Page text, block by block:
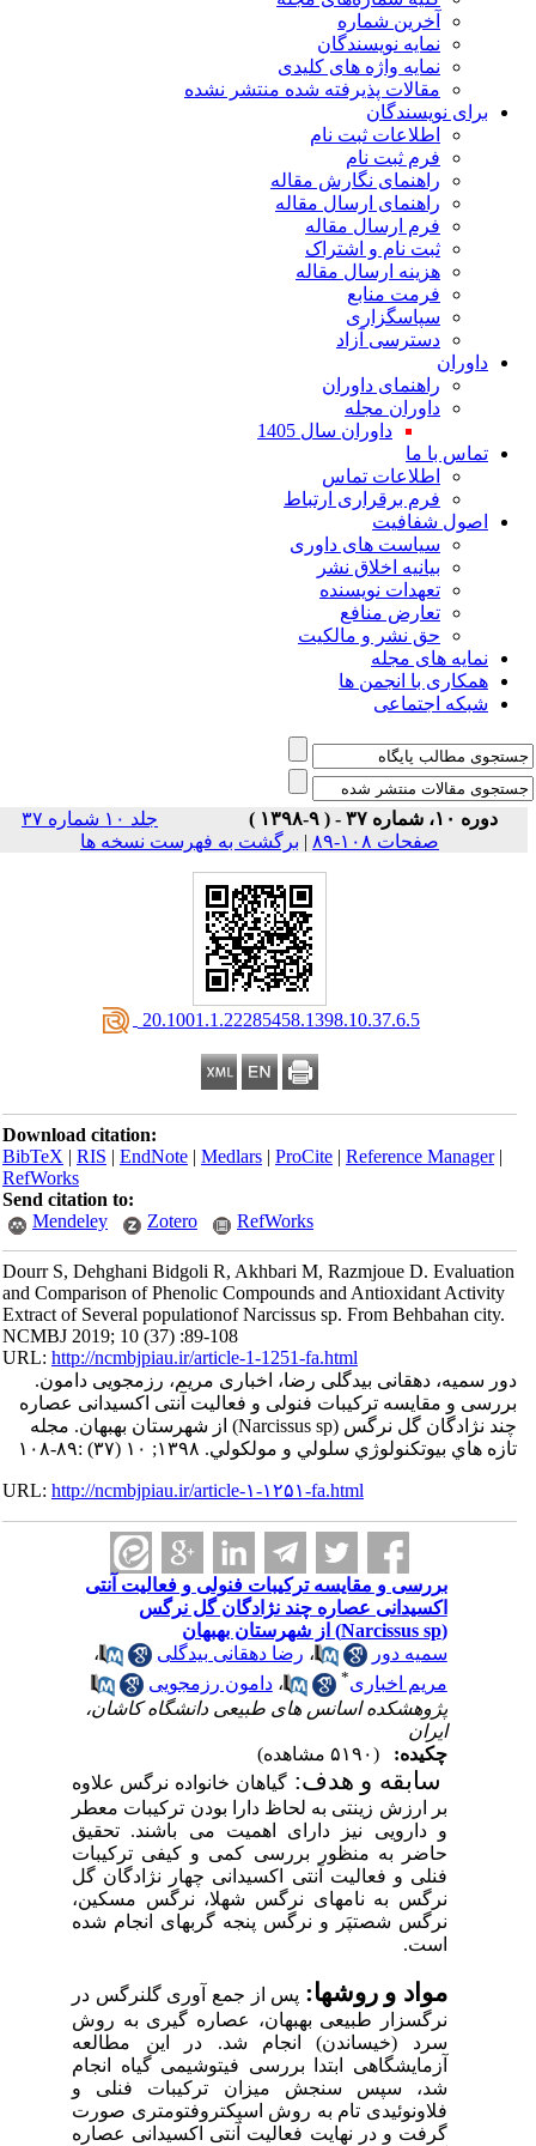
شماره
نویسندگان
واژه های کلیدی
پذیرفته شده منتشر نشده
ثبت نام
نگارش مقاله
ارسال مقاله
ارسال مقاله
نام و اشتراک
ارسال مقاله
آزاد
داوران
مجله
داوران سال 1405
تماس
برقراری ارتباط
های داوری
اخلاق نشر
نویسنده
منافع
نشر و مالکیت
مجله
انجمن ها
جلد ۱۰ شماره ۳۷
|برگشت به فهرست نسخه ها
‎ 20.1001.1.22285458.1398.10.37.6.5
Download citation:
BibTeX| RIS|EndNote|Medlars|ProCite|
Send citation to:
Mendeley
Zotero
Dourr S, Dehghani Bidgoli R, Akhbari M, Razmjoue
and Comparison of Phenolic Compounds and
Extract of Several populationof Narcissus sp. From
NCMBJ 2019; 10 (37) :89-108
URL:http://ncmbjpiau.ir/article-1-1251-fa.html
بیدگلی رضا، اخباری مریم، رزمجویی دامون.
ترکیبات فنولی و فعالیت آنتی اکسیدانی عصاره
چند نژادگان گل نرگس (Narcissus sp) از شهرستان بهبهان. مجله
سلولي و مولكولي. ۱۳۹۸; ۱۰ (۳۷) :۸۹-۱۰۸
URL:http://ncmbjpiau.ir/article-۱-۱۲۵۱-fa.html
و مقایسه ترکیبات فنولی و فعالیت آنتی
عصاره چند نژادگان گل نرگس
،رضا دهقانی بیدگلی
،دامون رزمجویی
اسانس های طبیعی دانشگاه کاشان،
و هدف:گیاهان خانواده نرگس علاوه
به
لحاظ دارا بودن ترکیبات معطر
نیز دارای اهمیت می باشند.تحقیق
منظور بررسی کمی و کیفی
ترکیبات
فعالیت آنتی اکسیدانی
چهار نژادگان گل
به نام­های نرگس شهلا، نرگس مسکین،
شصت­پَر و نرگس پنجه گربه­ای انجام شده
و روش­ها: پس از جمع آوری گل­نرگس در
طبیعی بهبهان، عصاره گیری به روش
(خیساندن) انجام شد.در این
مطالعه
ابتدا بررسی فیتوشیمی گیاه انجام
سنجش میزان ترکیبات فنلی
و
به روش اسپکتروفتومتری صورت
نهایت فعالیت آنتی اکسیدانی
عصاره